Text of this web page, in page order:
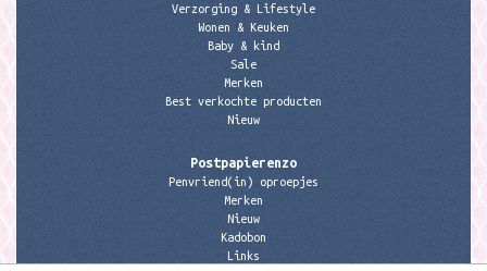
Verzorging & Lifestyle
Wonen & Keuken
Baby & kind
Sale
Merken
Best verkochte producten
Nieuw
Postpapierenzo
Penvriend(in) oproepjes
Merken
Nieuw
Kadobon
Links